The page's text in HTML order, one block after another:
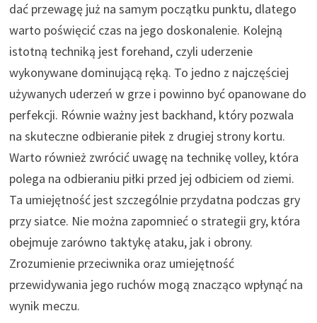
dać przewagę już na samym początku punktu, dlatego
warto poświęcić czas na jego doskonalenie. Kolejną
istotną techniką jest forehand, czyli uderzenie
wykonywane dominującą ręką. To jedno z najczęściej
używanych uderzeń w grze i powinno być opanowane do
perfekcji. Równie ważny jest backhand, który pozwala
na skuteczne odbieranie piłek z drugiej strony kortu.
Warto również zwrócić uwagę na technikę volley, która
polega na odbieraniu piłki przed jej odbiciem od ziemi.
Ta umiejętność jest szczególnie przydatna podczas gry
przy siatce. Nie można zapomnieć o strategii gry, która
obejmuje zarówno taktykę ataku, jak i obrony.
Zrozumienie przeciwnika oraz umiejętność
przewidywania jego ruchów mogą znacząco wpłynąć na
wynik meczu.